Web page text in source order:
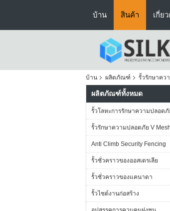
บ้าน สินค้า เกี่ย
บ้าน ผลิตภัณฑ์ รั้วรักษาคว
ผลิตภัณฑ์ทั้งหมด
รั้วโลหะการรักษาความปลอดภั
รั้วรักษาความปลอดภัย V Mesh
Anti Climb Security Fencing
รั้วชั่วคราวของออสเตรเลีย
รั้วชั่วคราวของแคนาดา
รั้วไซต์งานก่อสร้าง